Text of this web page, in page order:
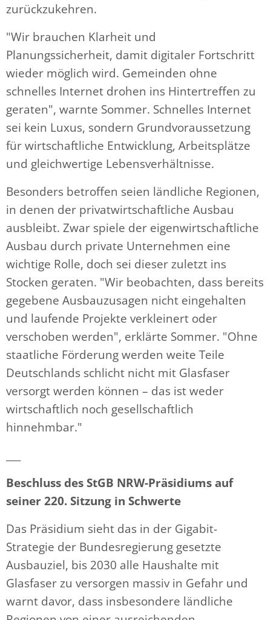
zurückzukehren.
"Wir brauchen Klarheit und
Planungssicherheit, damit digitaler Fortschritt
wieder möglich wird. Gemeinden ohne
schnelles Internet drohen ins Hintertreffen zu
geraten", warnte Sommer. Schnelles Internet
sei kein Luxus, sondern Grundvoraussetzung
für wirtschaftliche Entwicklung, Arbeitsplätze
und gleichwertige Lebensverhältnisse.
Besonders betroffen seien ländliche Regionen,
in denen der privatwirtschaftliche Ausbau
ausbleibt. Zwar spiele der eigenwirtschaftliche
Ausbau durch private Unternehmen eine
wichtige Rolle, doch sei dieser zuletzt ins
Stocken geraten. "Wir beobachten, dass bereits
gegebene Ausbauzusagen nicht eingehalten
und laufende Projekte verkleinert oder
verschoben werden", erklärte Sommer. "Ohne
staatliche Förderung werden weite Teile
Deutschlands schlicht nicht mit Glasfaser
versorgt werden können – das ist weder
wirtschaftlich noch gesellschaftlich
hinnehmbar."
Beschluss des StGB NRW-Präsidiums auf
seiner 220. Sitzung in Schwerte
Das Präsidium sieht das in der Gigabit-
Strategie der Bundesregierung gesetzte
Ausbauziel, bis 2030 alle Haushalte mit
Glasfaser zu versorgen massiv in Gefahr und
warnt davor, dass insbesondere ländliche